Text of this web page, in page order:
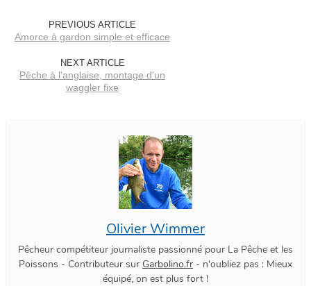
PREVIOUS ARTICLE
Amorce à gardon simple et efficace
NEXT ARTICLE
Pêche à l'anglaise, montage d'un
waggler fixe
Olivier Wimmer
Pêcheur compétiteur journaliste passionné pour La Pêche et les
Poissons - Contributeur sur Garbolino.fr - n'oubliez pas : Mieux
équipé, on est plus fort !